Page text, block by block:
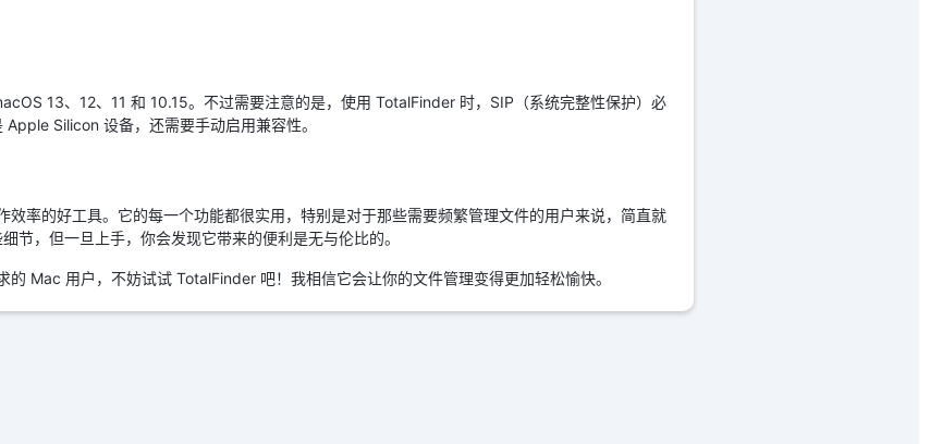
13、12、11 和 10.15。不过需要注意的是，使用 TotalFinder 时，SIP（系统完整性保护）必
Silicon 设备，还需要手动启用兼容性。
率的好工具。它的每一个功能都很实用，特别是对于那些需要频繁管理文件的用户来说，简直就
节，但一旦上手，你会发现它带来的便利是无与伦比的。
Mac 用户，不妨试试 TotalFinder 吧！我相信它会让你的文件管理变得更加轻松愉快。